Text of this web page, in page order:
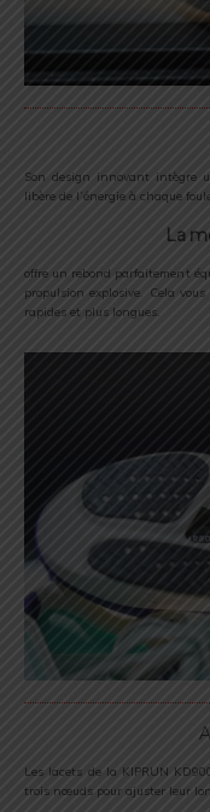
Son design innovant intègre
libère de l’énergie à chaque
La
offre un rebond parfaitement
propulsion explosive. Cela
rapides et plus longues.
Les lacets de la KIPRUN
trois nœuds pour ajuster leur